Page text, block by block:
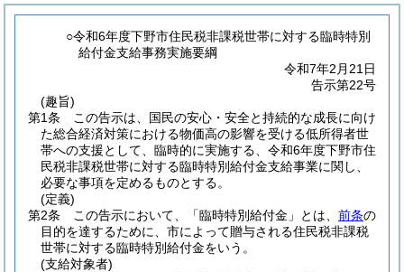
○令和6年度下野市住民税非課税世帯に対する臨時特別
給付金支給事務実施要綱
令和7年2月21日
告示第22号
(趣旨)
第1条
この告示は、国民の安心・安全と持続的な成長に向け
た総合経済対策における物価高の影響を受ける低所得者世
帯への支援として、臨時的に実施する、令和6年度下野市住
民税非課税世帯に対する臨時特別給付金支給事業に関し、
必要な事項を定めるものとする。
(定義)
第2条
この告示において、「臨時特別給付金」とは、 前条の
目的を達するために、市によって贈与される住民税非課税
世帯に対する臨時特別給付金をいう。
(支給対象者)